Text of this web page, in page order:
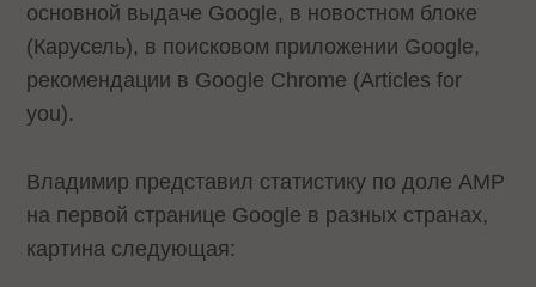
основной выдаче Google, в новостном блоке
(Карусель), в поисковом приложении Google,
рекомендации в Google Chrome (Articles for
you).
Владимир представил статистику по доле AMP
на первой странице Google в разных странах,
картина следующая: